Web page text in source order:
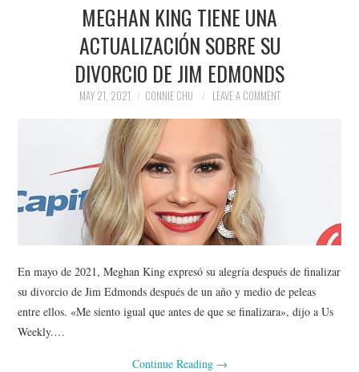
MEGHAN KING TIENE UNA
ACTUALIZACIÓN SOBRE SU
DIVORCIO DE JIM EDMONDS
MAY 21, 2021 CONNIE CHU LEAVE A COMMENT
En mayo de 2021, Meghan King expresó su alegría después de finalizar
su divorcio de Jim Edmonds después de un año y medio de peleas
entre ellos. «Me siento igual que antes de que se finalizara», dijo a Us
Weekly.…
Continue Reading →